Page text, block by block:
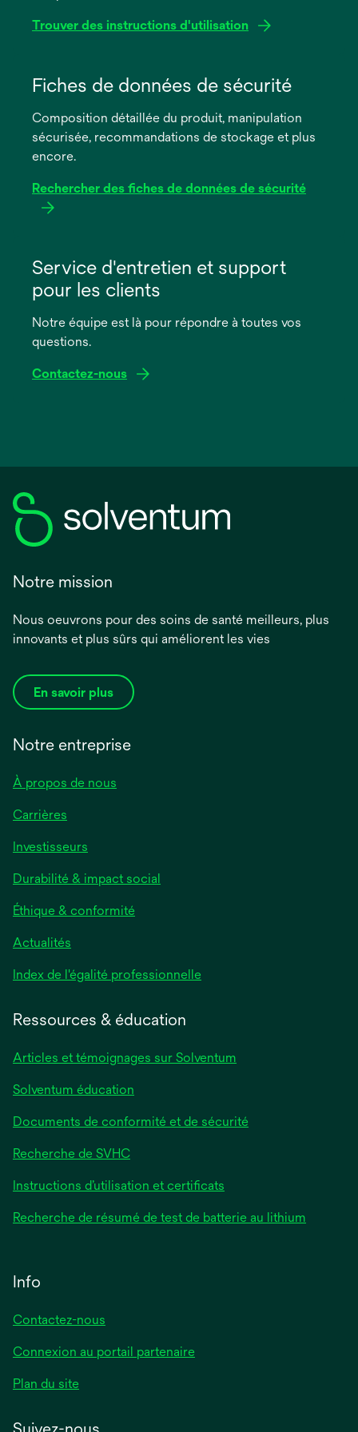
Trouver des instructions d'utilisation
dans
nouvel
onglet
Fiches de données de sécurité
Composition détaillée du produit, manipulation
sécurisée, recommandations de stockage et plus
encore.
Rechercher des fiches de données de sécurité
dans
nouvel
onglet
Service d'entretien et support
pour les clients
Notre équipe est là pour répondre à toutes vos
questions.
Contactez-nous
Notre mission
Nous oeuvrons pour des soins de santé meilleurs, plus
innovants et plus sûrs qui améliorent les vies
En savoir plus
Notre entreprise
À propos de nous
Carrières
Investisseurs
Durabilité & impact social
Éthique & conformité
Actualités
Index de l'égalité professionnelles’ouvre
onglet
Ressources & éducation
Articles et témoignages sur Solventum
Solventum éducation
Documents de conformité et de sécurité
Recherche de SVHC
Instructions d’utilisation et certificats
Recherche de résumé de test de batterie au lithium
Info
Contactez-nous
Connexion au portail partenaire
Plan du site